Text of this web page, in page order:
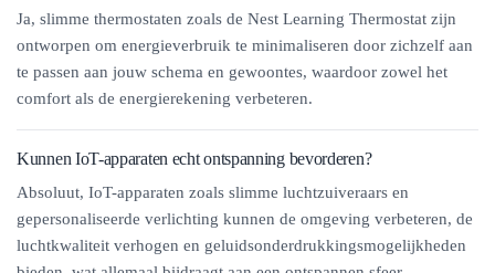
Ja, slimme thermostaten zoals de Nest Learning Thermostat zijn
ontworpen om energieverbruik te minimaliseren door zichzelf aan
te passen aan jouw schema en gewoontes, waardoor zowel het
comfort als de energierekening verbeteren.
Kunnen IoT-apparaten echt ontspanning bevorderen?
Absoluut, IoT-apparaten zoals slimme luchtzuiveraars en
gepersonaliseerde verlichting kunnen de omgeving verbeteren, de
luchtkwaliteit verhogen en geluidsonderdrukkingsmogelijkheden